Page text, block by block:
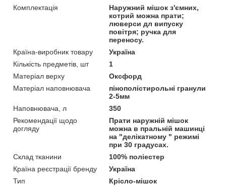
Комплектація
Наружний мішок з'ємних,
котрий можна прати;
люверси дл випуску
повітря; ручка для
переносу.
Країна-виробник товару
Україна
Кількість предметів, шт
1
Матеріал верху
Оксфорд
Матеріал наповнювача
пінополістирольні гранули
2-5мм
Наповнювача, л
350
Рекомендації щодо
догляду
Прати наружній мішок
можна в пральній машинці
на "делікатному " режимі
при 30 градусах.
Склад тканини
100% поліестер
Країна реєстрації бренду
Україна
Тип
Крісло-мішок